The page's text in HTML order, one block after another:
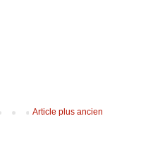
Article plus ancien